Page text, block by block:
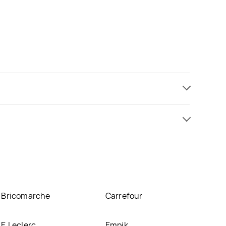
Bricomarche Carrefour